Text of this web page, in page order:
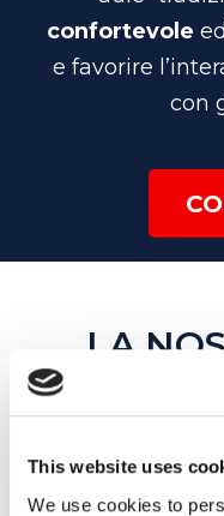
This website uses
We use cookies to
confortevole
e favorire
con
LA
Scegli la scuola
per